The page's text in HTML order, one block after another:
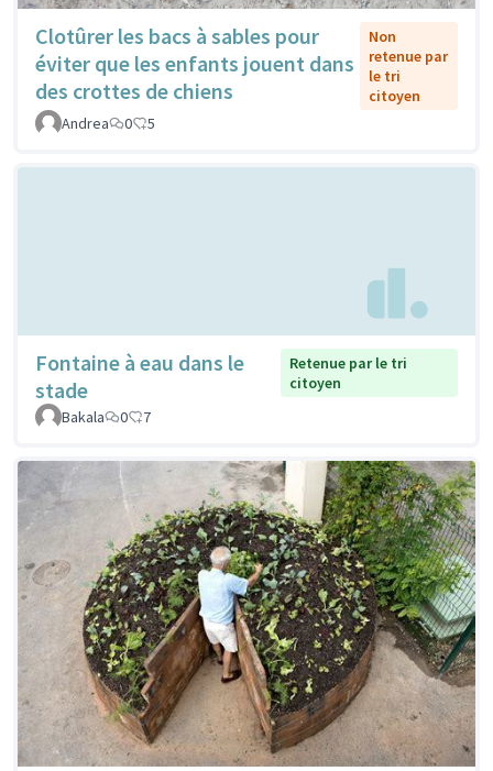
Clotûrer les bacs à sables pour
éviter que les enfants jouent dans
des crottes de chiens
Non
retenue par
le tri
citoyen
Andrea
0 5
Fontaine à eau dans le
stade
Retenue par le tri
citoyen
Bakala
0 7